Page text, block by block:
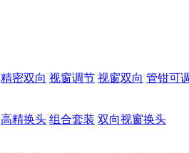
精密双向 视窗调节 视窗双向 管钳可
高精换头 组合套装 双向视窗换头